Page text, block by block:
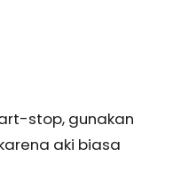
stop, gunakan
aki biasa